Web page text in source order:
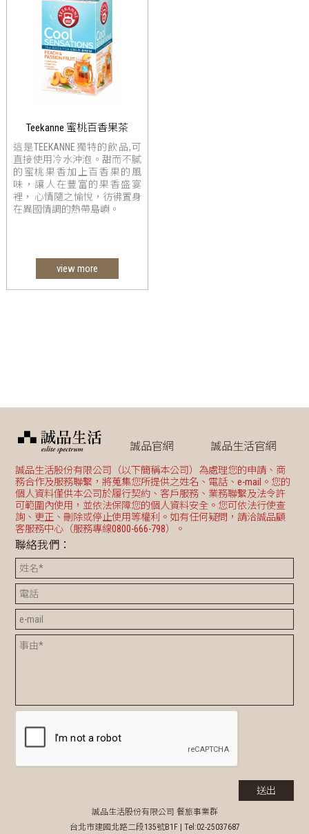
Teekanne 蜜桃百香果茶
這是TEEKANNE獨特的飲品,可
直接使用冷水沖泡。甜而不膩
的蜜桃果香加上百香果的風
味，讓人在豐富的果香盛宴
裡， 心情隨之愉悅，彷彿置身
在異國情調的熱帶島嶼。
view more
誠品官網 誠品生活官網
誠品生活股份有限公司（以下簡稱本公司）為處理您的申請、商
務合作及服務聯繫，將蒐集您所提供之姓名、電話、e-mail。您的
個人資料僅供本公司於履行契約、客戶服務、業務聯繫及法令許
可範圍內使用，並依法保障您的個人資料安全。您可依法行使查
詢、更正、刪除或停止使用等權利。如有任何疑問，請洽誠品顧
客服務中心（服務專線0800-666-798）。
聯絡我們：
誠品生活股份有限公司 餐旅事業群
台北市建國北路二段135號B1F | Tel:02-25037687